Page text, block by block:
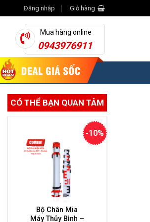
Đăng nhập Giỏ hàng
Mua hàng online
0943976911
CÓ THỂ BẠN QUAN TÂM
-10%
Bộ Chân Mia
Máy Thủy Bình –